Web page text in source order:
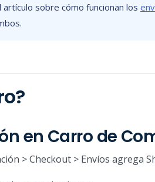
sobre cómo funcionan los
en Carro de
> Checkout > Envíos agrega